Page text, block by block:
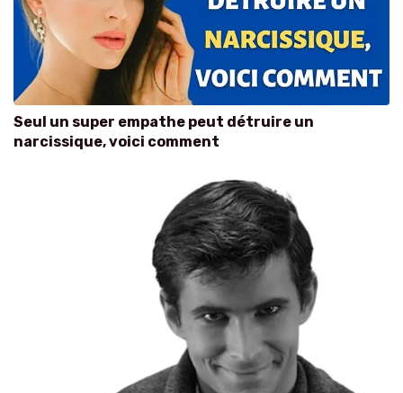
Seul un super empathe peut détruire un
narcissique, voici comment